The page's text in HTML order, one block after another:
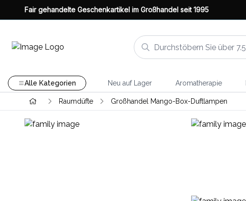
Fair gehandelte Geschenkartikel im Großhandel seit 1995
Alle Kategorien Neu auf Lager Aromatherapie
Raumdüfte Großhandel Mango-Box-Duftlampen